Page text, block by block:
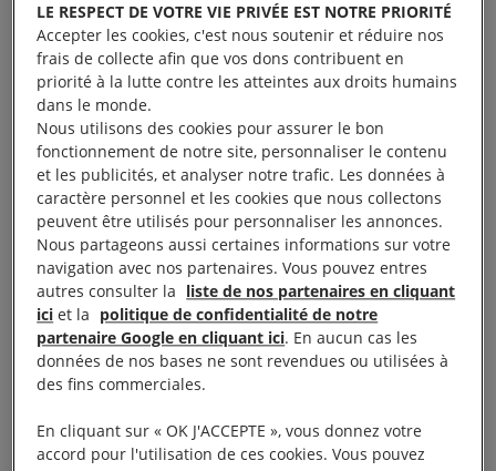
Stand d’information de 10H -18H00 dans HALL
DES EXPOSITIONS 26000 VALENCE
LE RESPECT DE VOTRE VIE PRIVÉE EST NOTRE PRIORITÉ
Accepter les cookies, c'est nous soutenir et réduire nos
frais de collecte afin que vos dons contribuent en
priorité à la lutte contre les atteintes aux droits humains
dans le monde.
Nous utilisons des cookies pour assurer le bon
fonctionnement de notre site, personnaliser le contenu
et les publicités, et analyser notre trafic. Les données à
caractère personnel et les cookies que nous collectons
peuvent être utilisés pour personnaliser les annonces.
Nous partageons aussi certaines informations sur votre
navigation avec nos partenaires. Vous pouvez entres
autres consulter la liste de nos partenaires en cliquant
ici et la politique de confidentialité de notre
partenaire Google en cliquant ici. En aucun cas les
données de nos bases ne sont revendues ou utilisées à
des fins commerciales.
En cliquant sur « OK J'ACCEPTE », vous donnez votre
accord pour l'utilisation de ces cookies. Vous pouvez